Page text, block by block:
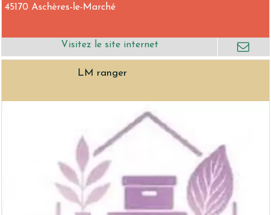
45170 Aschères-le-Marché
LM ranger